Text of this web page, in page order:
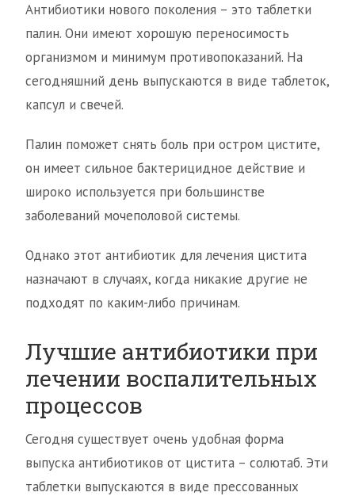
Антибиотики нового поколения – это таблетки
палин. Они имеют хорошую переносимость
организмом и минимум противопоказаний. На
сегодняшний день выпускаются в виде таблеток,
капсул и свечей.
Палин поможет снять боль при остром цистите,
он имеет сильное бактерицидное действие и
широко используется при большинстве
заболеваний мочеполовой системы.
Однако этот антибиотик для лечения цистита
назначают в случаях, когда никакие другие не
подходят по каким-либо причинам.
Лучшие антибиотики при
лечении воспалительных
процессов
Сегодня существует очень удобная форма
выпуска антибиотиков от цистита – солютаб. Эти
таблетки выпускаются в виде прессованных